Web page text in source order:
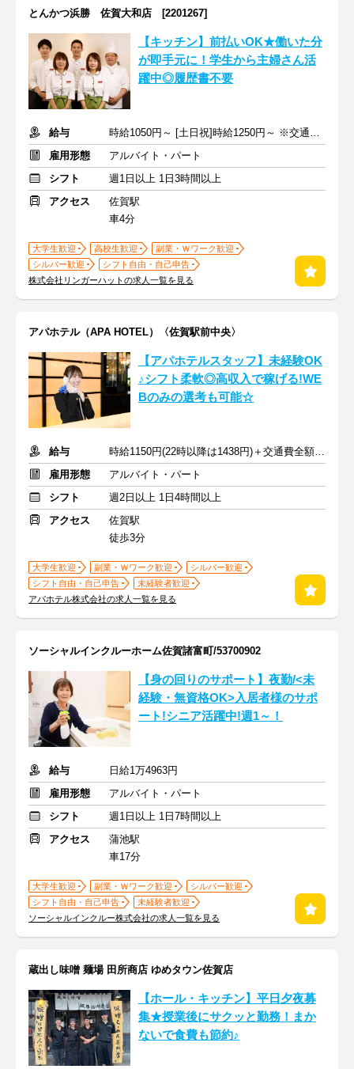
とんかつ浜勝 佐賀大和店 [2201267]
【キッチン】前払いOK★働いた分
が即手元に！学生から主婦さん活
躍中◎履歴書不要
給与
時給1050円～ [土日祝]時給1250円～ ※交通費全額支給
雇用形態
アルバイト・パート
シフト
週1日以上 1日3時間以上
アクセス
佐賀駅
車4分
大学生歓迎 高校生歓迎
副業・Ｗワーク歓迎
シルバー歓迎
シフト自由・自己申告
株式会社リンガーハットの求人一覧を見る
アパホテル（APA HOTEL）〈佐賀駅前中央〉
【アパホテルスタッフ】未経験OK
♪シフト柔軟◎高収入で稼げる!WE
Bのみの選考も可能☆
給与
時給1150円(22時以降は1438円)＋交通費全額支給
雇用形態
アルバイト・パート
シフト
週2日以上 1日4時間以上
アクセス
佐賀駅
徒歩3分
大学生歓迎 副業・Ｗワーク歓迎
シルバー歓迎
シフト自由・自己申告
未経験者歓迎
アパホテル株式会社の求人一覧を見る
ソーシャルインクルーホーム佐賀諸富町/53700902
【身の回りのサポート】夜勤/<未
経験・無資格OK>入居者様のサポ
ート!シニア活躍中!週1～！
給与
日給1万4963円
雇用形態
アルバイト・パート
シフト
週1日以上 1日7時間以上
アクセス
蒲池駅
車17分
大学生歓迎 副業・Ｗワーク歓迎
シルバー歓迎
シフト自由・自己申告
未経験者歓迎
ソーシャルインクルー株式会社の求人一覧を見る
蔵出し味噌 麺場 田所商店 ゆめタウン佐賀店
【ホール・キッチン】平日夕夜募
集★授業後にサクッと勤務！まか
ないで食費も節約♪